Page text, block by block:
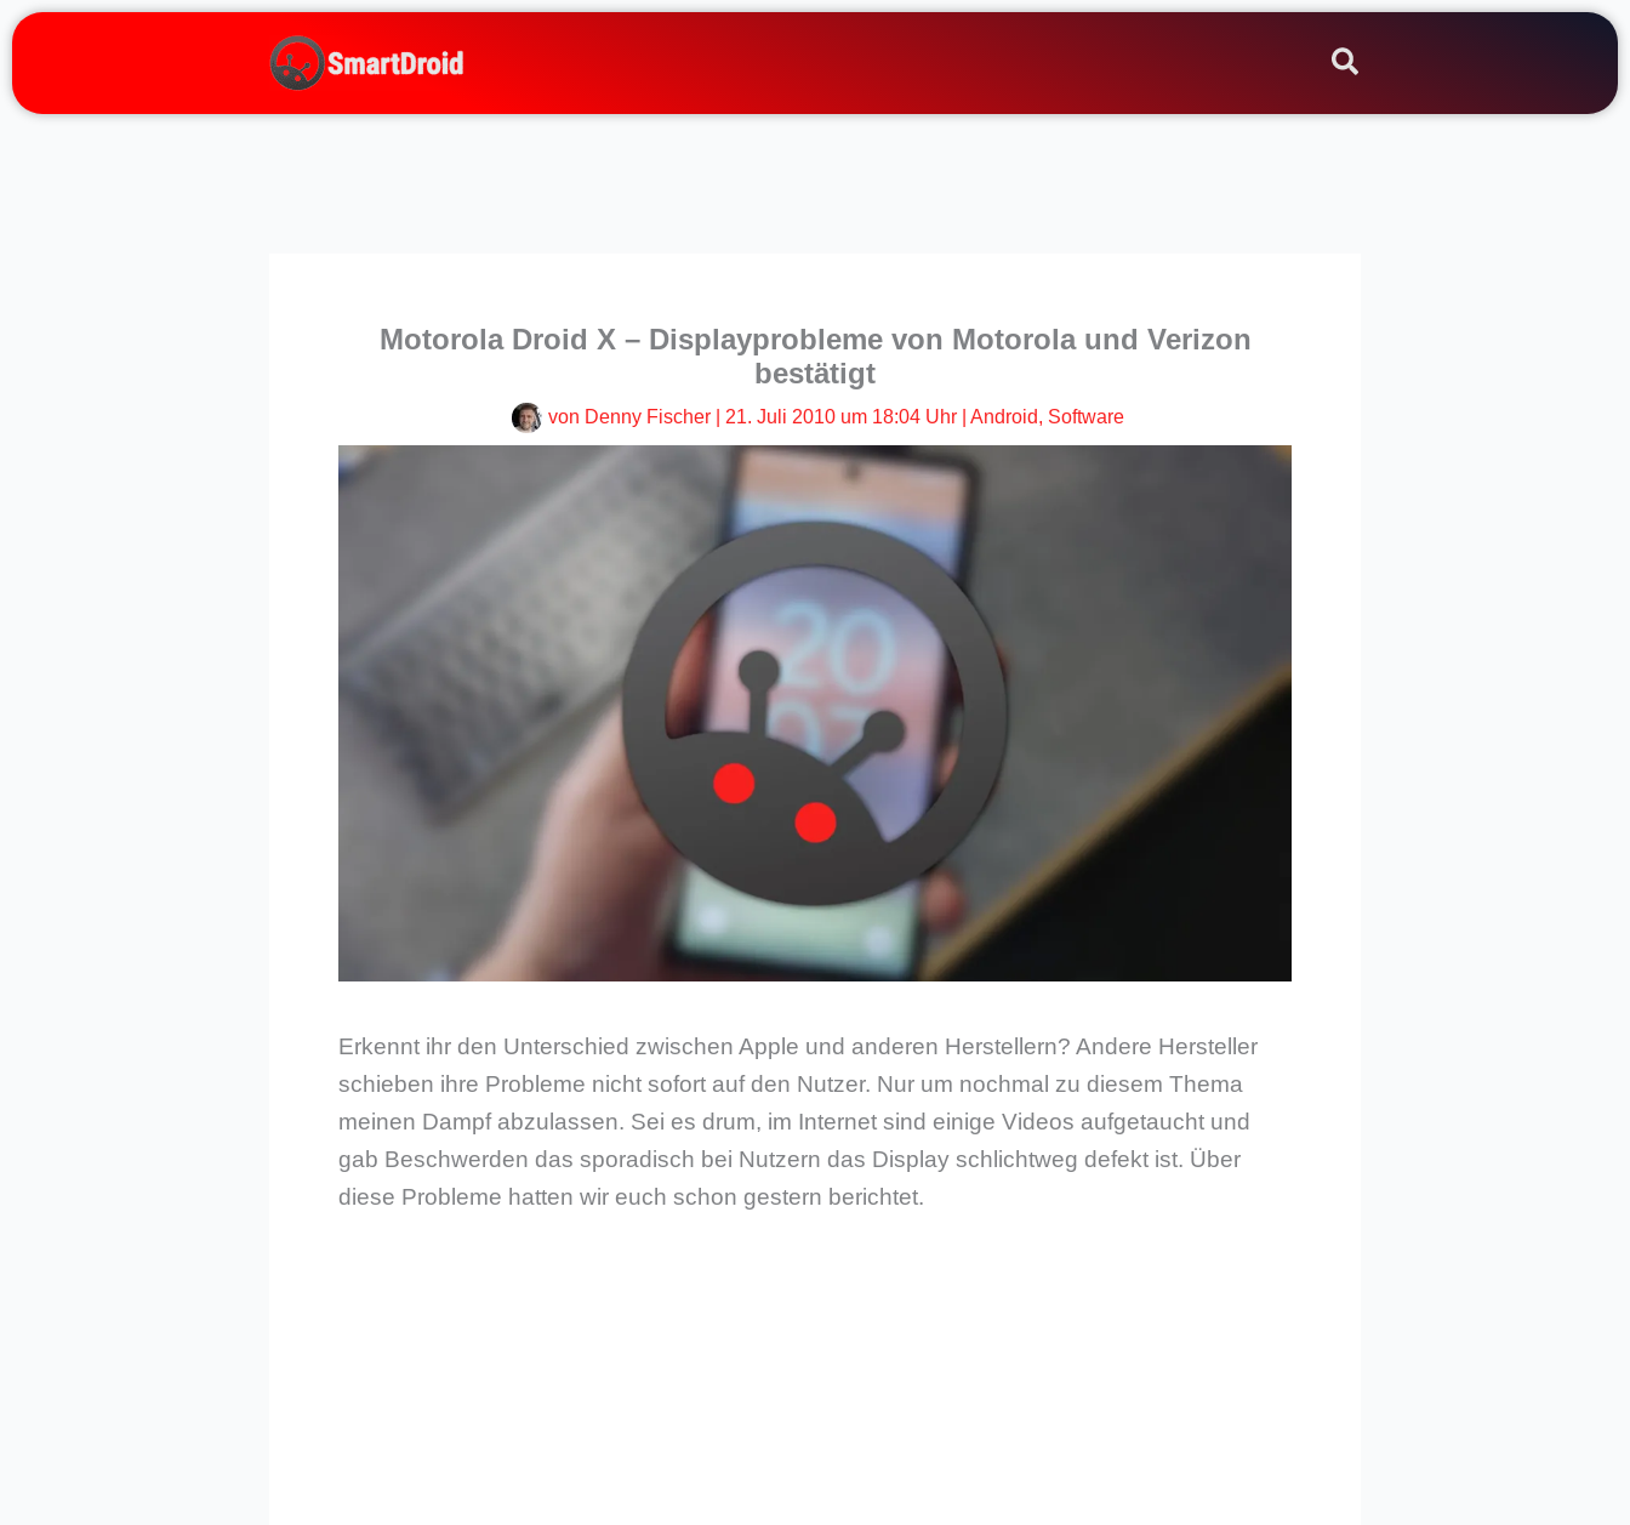
Zum
springen
Motorola Droid X – Displayprobleme von Motorola und Verizon
bestätigt
von Denny Fischer 21. Juli 2010 um 18:04 Uhr Android, Software
Erkennt ihr den Unterschied zwischen Apple und anderen Herstellern? Andere Hersteller
schieben ihre Probleme nicht sofort auf den Nutzer. Nur um nochmal zu diesem Thema
meinen Dampf abzulassen. Sei es drum, im Internet sind einige Videos aufgetaucht und
gab Beschwerden das sporadisch bei Nutzern das Display schlichtweg defekt ist. Über
diese Probleme hatten wir euch schon gestern berichtet.